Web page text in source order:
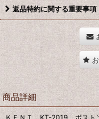
返品特約に関する重要事項
商品詳細
ＫＥＮＴ KT-2019 ボスト